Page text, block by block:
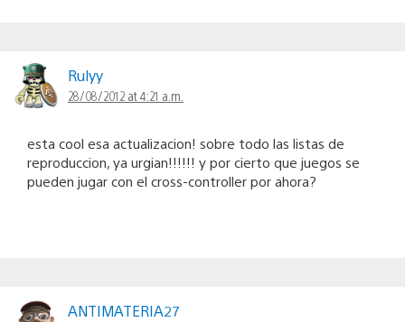
Rulyy
28/08/2012 at 4:21 a.m.
esta cool esa actualizacion! sobre todo las listas de
reproduccion, ya urgian!!!!!! y por cierto que juegos se
pueden jugar con el cross-controller por ahora?
ANTIMATERIA27